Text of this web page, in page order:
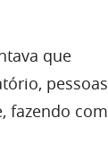
que
pessoas
fazendo com